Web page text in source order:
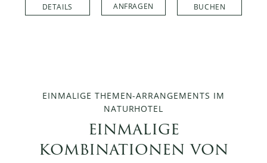
DETAILS ANFRAGEN BUCHEN
EINMALIGE THEMEN-ARRANGEMENTS IM
NATURHOTEL
einmalige
kombinationen von